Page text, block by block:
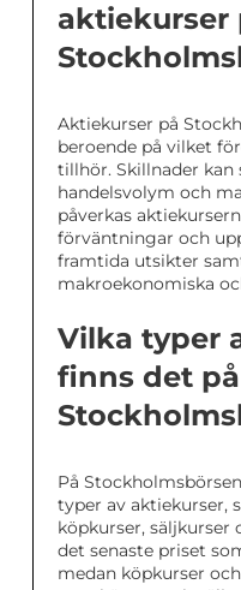
aktiekurser
Aktiekurser på
beroende på vilket
tillhör. Skillnader kan
handelsvolym och
påverkas
förväntningar och
framtida utsikter
makroekonomiska
Vilka typer
finns det på
På
typer av aktiekurser,
köpkurser, säljkurser
det senaste priset
medan köpkurser